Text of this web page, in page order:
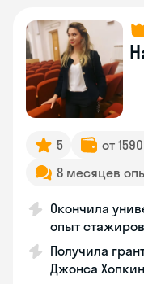
5
от
8 месяцев
Окончила
опыт
Получила
Джонса